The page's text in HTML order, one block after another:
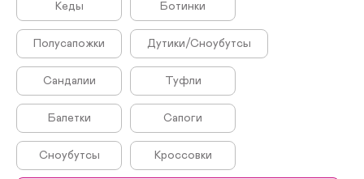
Кеды Ботинки
Полусапожки Дутики/Сноубутсы
Сандалии Туфли
Балетки Сапоги
Сноубутсы Кроссовки